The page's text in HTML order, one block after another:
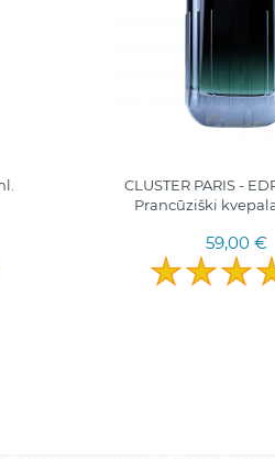
CLUSTER PARIS -
Pranсūziški
59,00 €